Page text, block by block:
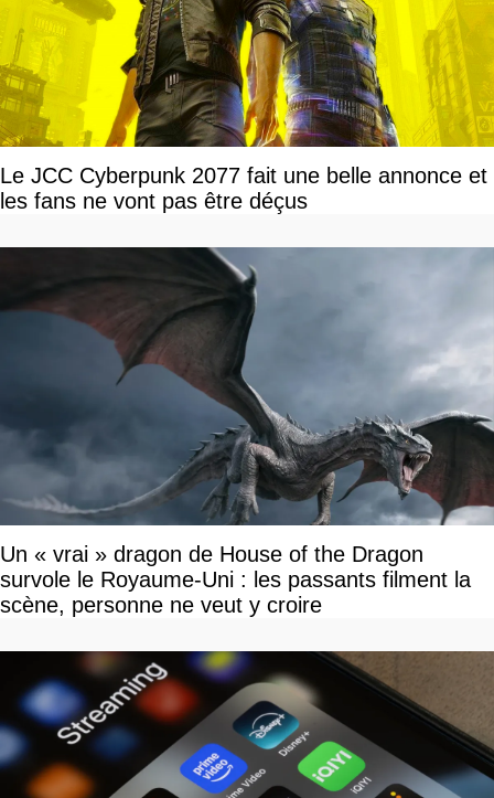
Le JCC Cyberpunk 2077 fait une belle annonce et
les fans ne vont pas être déçus
Un « vrai » dragon de House of the Dragon
survole le Royaume-Uni : les passants filment la
scène, personne ne veut y croire